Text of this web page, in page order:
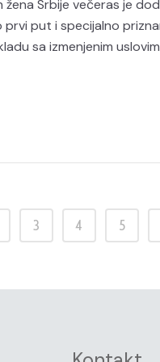
žena Srbije večeras je
put i specijalno
sa izmenjenim
3 4 5